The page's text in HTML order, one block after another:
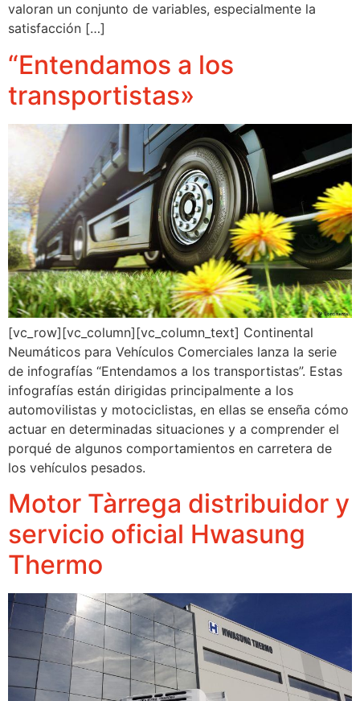
valoran un conjunto de variables, especialmente la
satisfacción […]
“Entendamos a los
transportistas»
[vc_row][vc_column][vc_column_text] Continental
Neumáticos para Vehículos Comerciales lanza la serie
de infografías “Entendamos a los transportistas”. Estas
infografías están dirigidas principalmente a los
automovilistas y motociclistas, en ellas se enseña cómo
actuar en determinadas situaciones y a comprender el
porqué de algunos comportamientos en carretera de
los vehículos pesados.
Motor Tàrrega distribuidor y
servicio oficial Hwasung
Thermo